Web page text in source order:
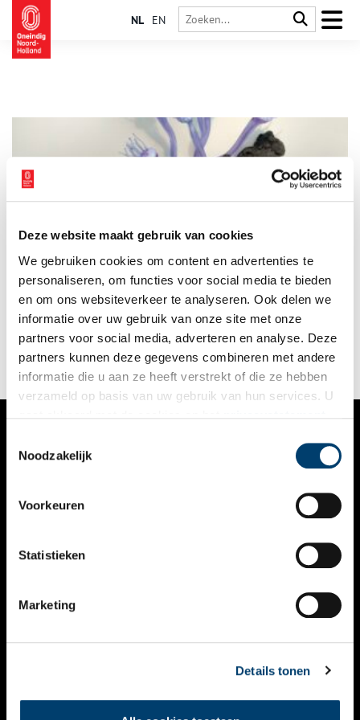
Deze website maakt gebruik van cookies
We gebruiken cookies om content en advertenties te
personaliseren, om functies voor social media te bieden
en om ons websiteverkeer te analyseren. Ook delen we
informatie over uw gebruik van onze site met onze
partners voor social media, adverteren en analyse. Deze
partners kunnen deze gegevens combineren met andere
informatie die u aan ze heeft verstrekt of die ze hebben
verzameld op basis van uw gebruik van hun services. U
Noodzakelijk
Voorkeuren
Statistieken
Marketing
Details tonen
NL EN
Welgelegen
Van vrijdag 16 januari tot en met vrijdag 17 april 2026 is de
tentoonstelling ‘Zielsglas’ te zien in Paviljoen Welgelegen in
Haarlem. Het paviljoen is geopend op werkdagen tussen 9.00
en 17.00 uur en de toegang is gratis.
3 min
VERHALEN
KALENDER
THEMA’S
VIDEO’S
CONTACT